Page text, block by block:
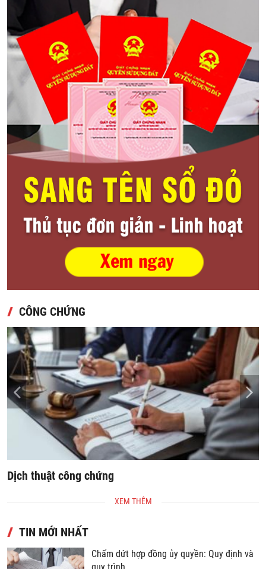
CÔNG CHỨNG
Dịch thuật công chứng
XEM THÊM
TIN MỚI NHẤT
Chấm dứt hợp đồng ủy quyền: Quy định và